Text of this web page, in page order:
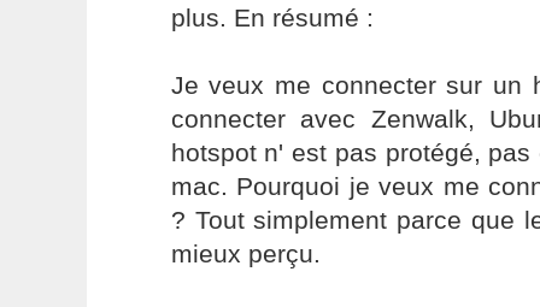
plus. En résumé :
Je veux me connecter sur un
connecter avec Zenwalk,
hotspot n' est pas protégé,
mac. Pourquoi je veux me
? Tout simplement parce que
mieux perçu.